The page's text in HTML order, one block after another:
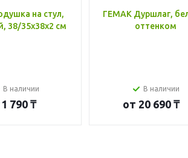
на стул,
38/35x38x2 см
В наличии
1 790 ₸
ГЕМАК Дуршлаг,
оттенком
В наличии
от 20 690 ₸